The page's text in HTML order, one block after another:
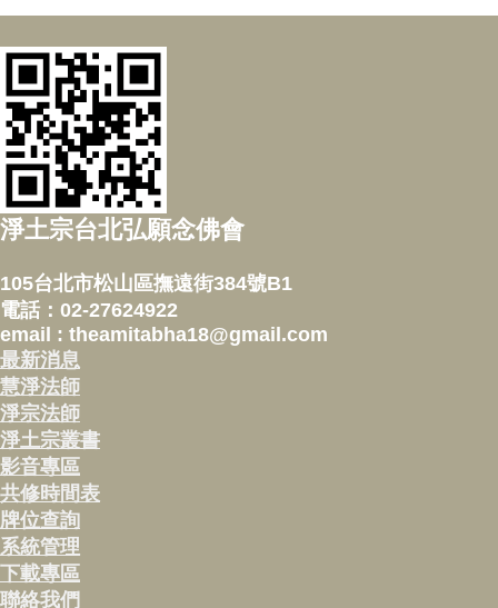
淨土宗台北弘願念佛會
105台北市松山區撫遠街384號B1
電話：02-27624922
email : theamitabha18@gmail.com
最新消息
慧淨法師
淨宗法師
淨土宗叢書
影音專區
共修時間表
牌位查詢
系統管理
下載專區
聯絡我們